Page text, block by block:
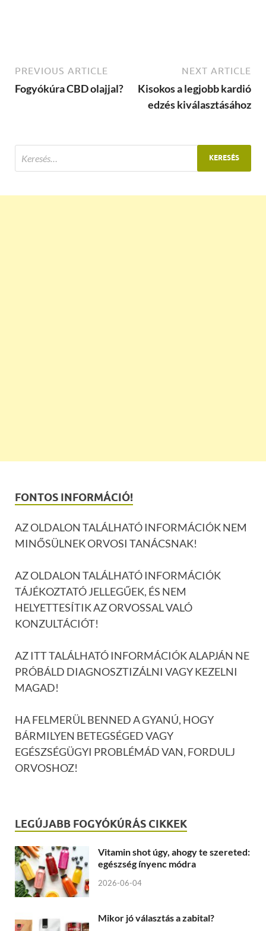
PREVIOUS ARTICLE
Fogyókúra CBD olajjal?
NEXT ARTICLE
Kisokos a legjobb kardió
edzés kiválasztásához
FONTOS INFORMÁCIÓ!
AZ OLDALON TALÁLHATÓ INFORMÁCIÓK NEM
MINŐSÜLNEK ORVOSI TANÁCSNAK!
AZ OLDALON TALÁLHATÓ INFORMÁCIÓK
TÁJÉKOZTATÓ JELLEGŰEK, ÉS NEM
HELYETTESÍTIK AZ ORVOSSAL VALÓ
KONZULTÁCIÓT!
AZ ITT TALÁLHATÓ INFORMÁCIÓK ALAPJÁN NE
PRÓBÁLD DIAGNOSZTIZÁLNI VAGY KEZELNI
MAGAD!
HA FELMERÜL BENNED A GYANÚ, HOGY
BÁRMILYEN BETEGSÉGED VAGY
EGÉSZSÉGÜGYI PROBLÉMÁD VAN, FORDULJ
ORVOSHOZ!
LEGÚJABB FOGYÓKÚRÁS CIKKEK
Vitamin shot úgy, ahogy te szereted:
egészség ínyenc módra
2026-06-04
Mikor jó választás a zabital?